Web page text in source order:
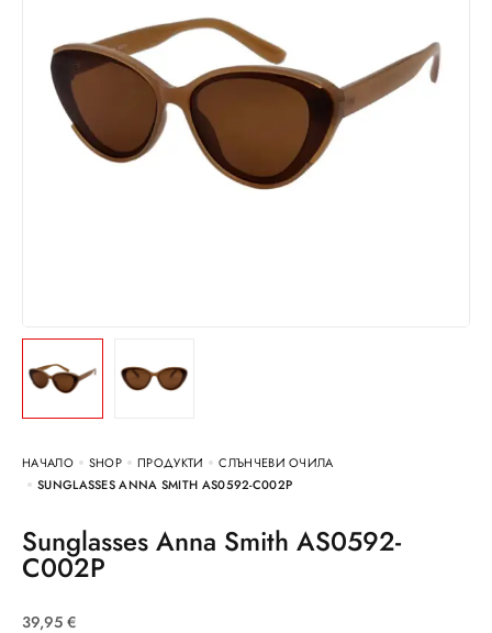
НАЧАЛО SHOP ПРОДУКТИ
СЛЪНЧЕВИ ОЧИЛА
SUNGLASSES ANNA SMITH AS0592-C002P
Sunglasses Anna Smith AS0592-
C002P
39,95 €